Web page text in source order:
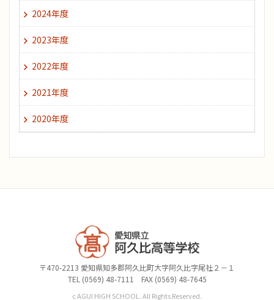
2024年度
2023年度
2022年度
2021年度
2020年度
〒470-2213 愛知県知多郡阿久比町大字阿久比字尾社２－１
TEL (0569) 48-7111 FAX (0569) 48-7645
c AGUI HIGH SCHOOL. All Rights Reserved.